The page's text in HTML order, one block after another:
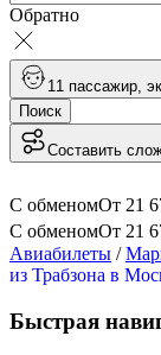
Обратно
1 1 пассажир
Поиск
Составить
С обменомОт 21
С обменомОт 21
Авиабилеты /
из Трабзона в
Быстрая